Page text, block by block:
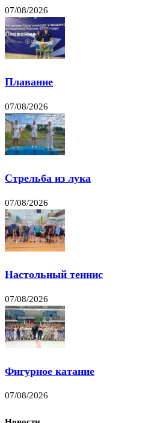
07/08/2026
Плавание
07/08/2026
Стрельба из лука
07/08/2026
Настольный теннис
07/08/2026
Фигурное катание
07/08/2026